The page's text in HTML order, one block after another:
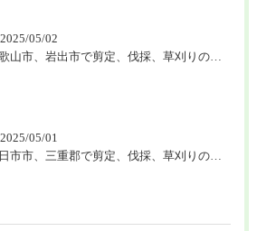
2025/05/02
和歌山市、岩出市で剪定、伐採、草刈りの作業を頼むなら はなまる造園
2025/05/01
四日市市、三重郡で剪定、伐採、草刈りの作業を頼むなら はなまる造園